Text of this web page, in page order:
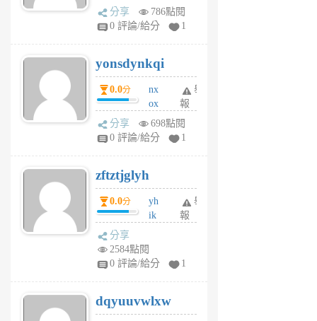
wt
sv
6
個
月
前
分享
786點閱
0 評論/給分
1
yonsdynkqi
0.0分
nx
ox
rh
pe
月
前
舉
報
分享
698點閱
0 評論/給分
1
zftztjglyh
0.0分
yh
ik
tu
6
個
舉
報
分享
2584點閱
0 評論/給分
1
dqyuuvwlxw